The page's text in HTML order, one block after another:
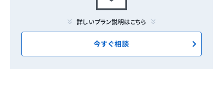
詳しいプラン説明はこちら
今すぐ相談